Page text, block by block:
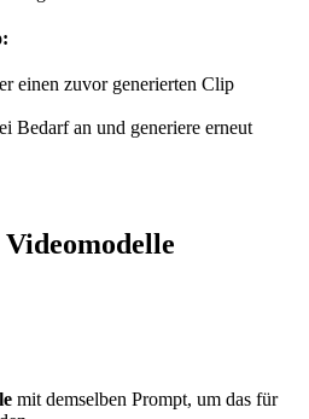
einen zuvor generierten Clip
Bedarf an und generiere erneut
mit demselben Prompt, um das für